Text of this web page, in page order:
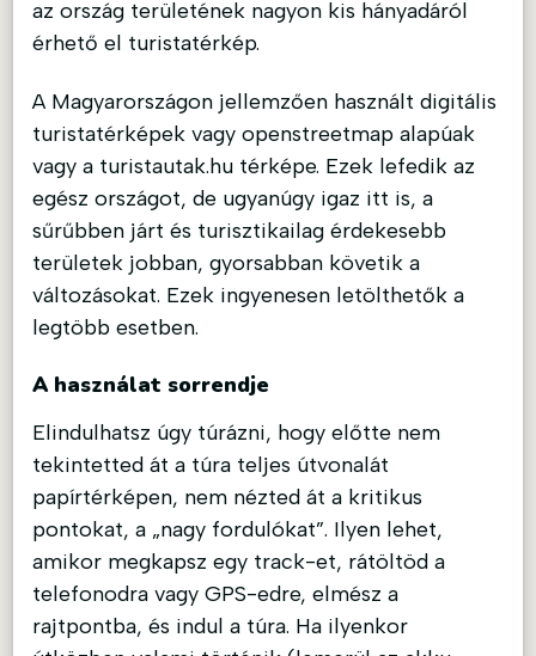
az ország területének nagyon kis hányadáról
érhető el turistatérkép.
A Magyarországon jellemzően használt digitális
turistatérképek vagy openstreetmap alapúak
vagy a turistautak.hu térképe. Ezek lefedik az
egész országot, de ugyanúgy igaz itt is, a
sűrűbben járt és turisztikailag érdekesebb
területek jobban, gyorsabban követik a
változásokat. Ezek ingyenesen letölthetők a
legtöbb esetben.
A használat sorrendje
Elindulhatsz úgy túrázni, hogy előtte nem
tekintetted át a túra teljes útvonalát
papírtérképen, nem nézted át a kritikus
pontokat, a „nagy fordulókat”. Ilyen lehet,
amikor megkapsz egy track-et, rátöltöd a
telefonodra vagy GPS-edre, elmész a
rajtpontba, és indul a túra. Ha ilyenkor